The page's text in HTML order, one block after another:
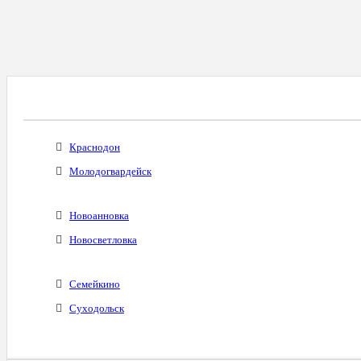
Краснодон
Молодогвардейск
Новоанновка
Новосветловка
Семейкино
Суходольск